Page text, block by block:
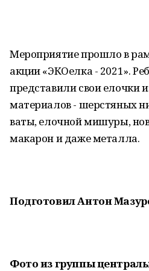
Мероприятие прошло в
акции «ЭКОелка - 2021».
представили свои елочки
материалов - шерстяных
ваты, елочной мишуры,
макарон и даже металла.
Подготовил Антон
Фото из группы